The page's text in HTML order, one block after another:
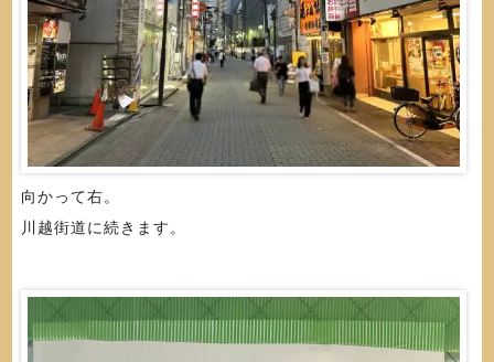
向かって右。
川越街道に続きます。